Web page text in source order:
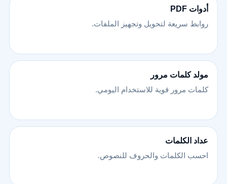
أدوات PDF
روابط سريعة لتحويل وتجهيز الملفات.
مولد كلمات مرور
كلمات مرور قوية للاستخدام اليومي.
عداد الكلمات
احسب الكلمات والحروف للنصوص.